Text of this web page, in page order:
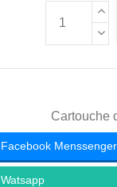
Cartouche
Facebook Menssenger
Watsapp